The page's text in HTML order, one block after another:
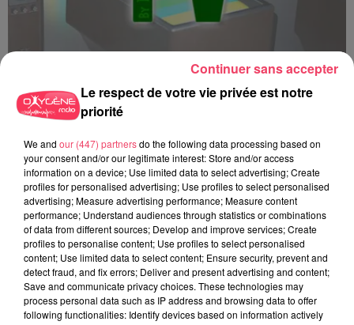
Top 3 TV - 15 12 2025
Le respect de votre vie privée est notre
priorité
We and our (447) partnersdo the following data processing based on
your consent and/or our legitimate interest: Store and/or access
information on a device; Use limited data to select advertising; Create
profiles for personalised advertising; Use profiles to select personalised
advertising; Measure advertising performance; Measure content
performance; Understand audiences through statistics or combinations
of data from different sources; Develop and improve services; Create
profiles to personalise content; Use profiles to select personalised
content; Use limited data to select content; Ensure security, prevent and
detect fraud, and fix errors; Deliver and present advertising and content;
Save and communicate privacy choices. These technologies may
process personal data such as IP address and browsing data to offer
following functionalities: Identify devices based on information actively
Continuer sans accepter